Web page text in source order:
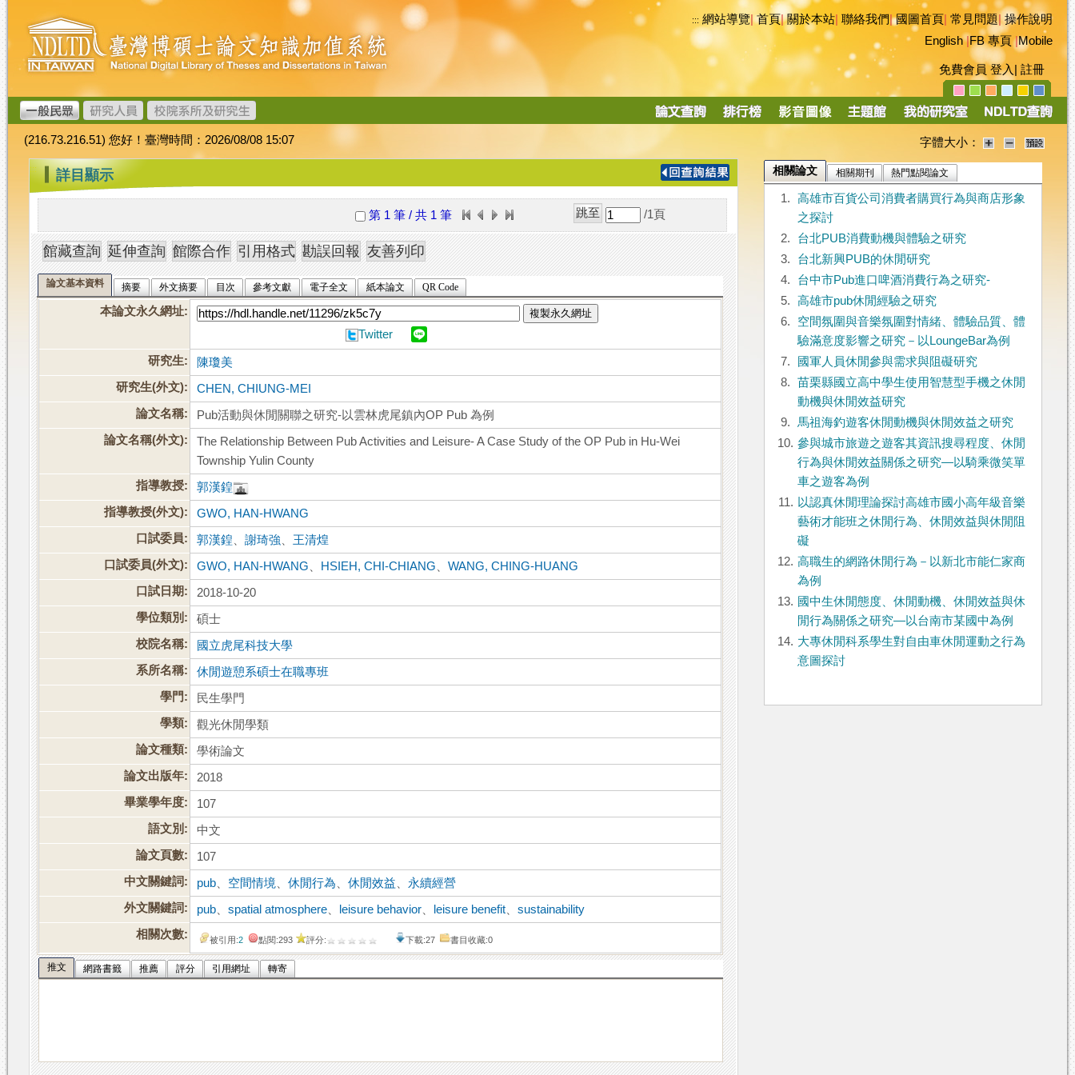
跳
到
主
要
內
容
臺
灣
博
碩
士
論
文
加
值
系
統
::: 網站導覽|首頁|關於本站 聯絡我們|國圖首頁 常見問題|操作說明
English|FB 專頁|Mobile
免費會員 登入 註冊
導
(216.73.216.51) 您好！臺灣時間：2026/08/08 15:07 字體大小：
::: 詳目顯示
第 1 筆 / 共 1 筆 /1 頁
論文基本資料 摘要 外文摘要 目次 參考文獻 電子全文 紙本論文 QR Code
本論文永久網址: 複製永久網址
Twitter
研究生:
陳瓊美
研究生(外文):
CHEN, CHIUNG-MEI
論文名稱:
Pub活動與休閒關聯之研究-以雲林虎尾鎮內OP Pub 為例
論文名稱(外文):
The Relationship Between Pub Activities and Leisure- A Case Study of the OP Pub in Hu-Wei
Township Yulin County
指導教授:
郭漢鍠
指導教授(外文):
GWO, HAN-HWANG
口試委員:
郭漢鍠 、謝琦強
王清煌
口試委員(外文):
GWO, HAN-HWANG HSIEH, CHI-CHIANG 、WANG, CHING-HUANG
口試日期:
2018-10-20
學位類別:
碩士
校院名稱:
國立虎尾科技大學
系所名稱:
休閒遊憩系碩士在職專班
學門:
民生學門
學類:
觀光休閒學類
論文種類:
學術論文
論文出版年:
2018
畢業學年度:
107
語文別:
中文
論文頁數:
107
中文關鍵詞:
pub 空間情境 、休閒行為 、休閒效益
永續經營
外文關鍵詞:
pub 、spatial atmosphere leisure behavior leisure benefit 、sustainability
相關次數:
被引用:2 點閱:293 評分: 下載:27 書目收藏:0
推文 網路書籤 推薦 評分 引用網址 轉寄
相關論文 相關期刊 熱門點閱論文
1.
高雄市百貨公司消費者購買行為與商店形象
之探討
2.
台北PUB消費動機與體驗之研究
3.
台北新興PUB的休閒研究
4.
台中市Pub進口啤酒消費行為之研究-
5.
高雄市pub休閒經驗之研究
6.
空間氛圍與音樂氛圍對情緒、體驗品質、體
驗滿意度影響之研究－以LoungeBar為例
7.
國軍人員休閒參與需求與阻礙研究
8.
苗栗縣國立高中學生使用智慧型手機之休閒
動機與休閒效益研究
9.
馬祖海釣遊客休閒動機與休閒效益之研究
10. 參與城市旅遊之遊客其資訊搜尋程度、休閒
行為與休閒效益關係之研究—以騎乘微笑單
車之遊客為例
11. 以認真休閒理論探討高雄市國小高年級音樂
藝術才能班之休閒行為、休閒效益與休閒阻
礙
12. 高職生的網路休閒行為－以新北市能仁家商
為例
13. 國中生休閒態度、休閒動機、休閒效益與休
閒行為關係之研究—以台南市某國中為例
14. 大專休閒科系學生對自由車休閒運動之行為
意圖探討